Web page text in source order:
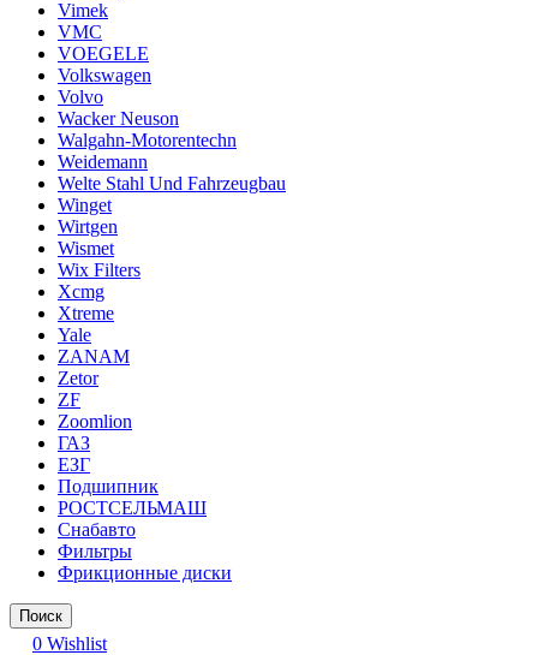
Vimek
VMC
VOEGELE
Volkswagen
Volvo
Wacker Neuson
Walgahn-Motorentechn
Weidemann
Welte Stahl Und Fahrzeugbau
Winget
Wirtgen
Wismet
Wix Filters
Xcmg
Xtreme
Yale
ZANAM
Zetor
ZF
Zoomlion
ГАЗ
ЕЗГ
Подшипник
РОСТСЕЛЬМАШ
Снабавто
Фильтры
Фрикционные диски
Поиск
0 Wishlist